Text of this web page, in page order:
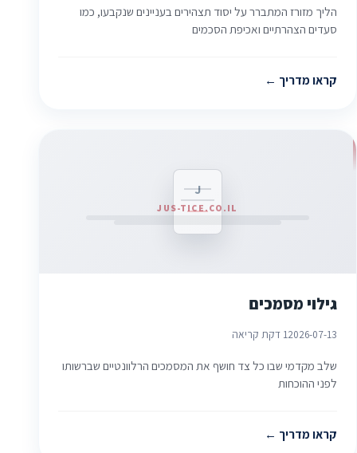
הליך מזורז המתברר על יסוד תצהירים בעניינים שנקבעו, כמו
סעדים הצהרתיים ואכיפת הסכמים
קראו מדריך
J
JUS-TICE.CO.IL
גילוי מסמכים
2026-07-131 דקת קריאה
שלב מקדמי שבו כל צד חושף את המסמכים הרלוונטיים שברשותו
לפני ההוכחות
קראו מדריך